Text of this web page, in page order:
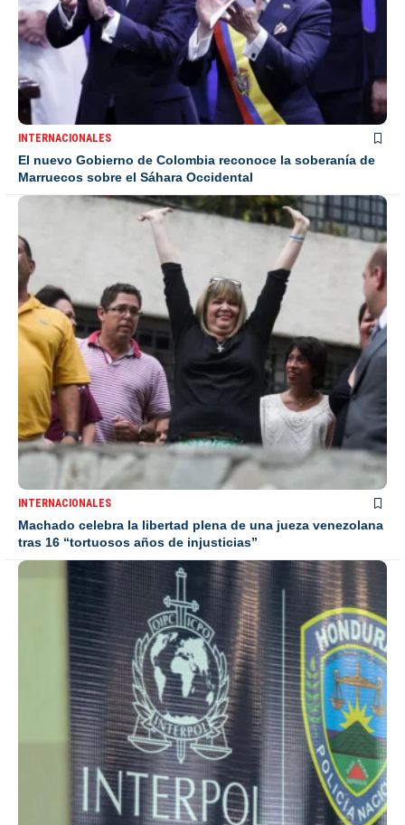
INTERNACIONALES
El nuevo Gobierno de Colombia reconoce la soberanía de
Marruecos sobre el Sáhara Occidental
INTERNACIONALES
Machado celebra la libertad plena de una jueza venezolana
tras 16 “tortuosos años de injusticias”